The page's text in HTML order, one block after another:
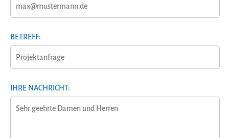
BETREFF:
IHRE NACHRICHT: